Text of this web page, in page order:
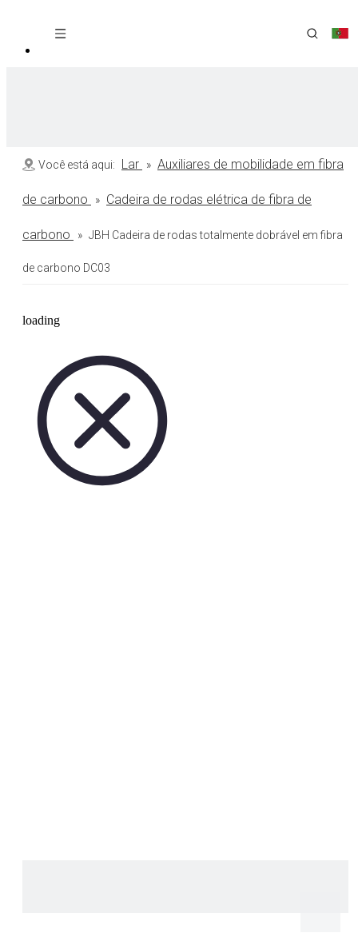
Você está aqui: Lar » Auxiliares de mobilidade em fibra
de carbono » Cadeira de rodas elétrica de fibra de
carbono » JBH Cadeira de rodas totalmente dobrável em fibra
de carbono DC03
loading